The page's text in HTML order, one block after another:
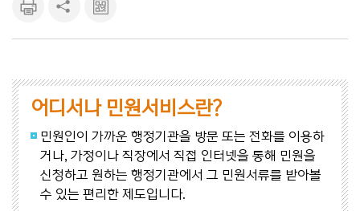
기
기
크 보
어디서나 민원서비스란?
민원인이 가까운 행정기관을 방문 또는 전화를 이용하
거나, 가정이나 직장에서 직접 인터넷을 통해 민원을
신청하고 원하는 행정기관에서 그 민원서류를 받아볼
수 있는 편리한 제도입니다.